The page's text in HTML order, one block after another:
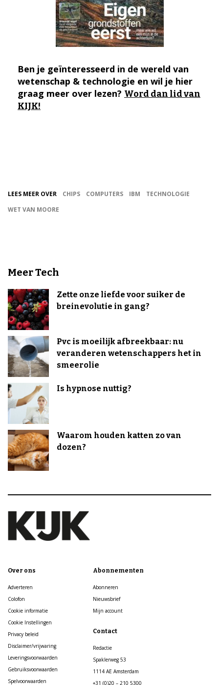
Ben je geïnteresseerd in de wereld van
wetenschap & technologie en wil je hier
graag meer over lezen? Word dan lid van
KIJK!
LEES MEER OVER CHIPS COMPUTERS IBM
TECHNOLOGIE
WET VAN MOORE
Meer Tech
Zette onze liefde voor suiker de
breinevolutie in gang?
Pvc is moeilijk afbreekbaar: nu
veranderen wetenschappers het in
smeerolie
Is hypnose nuttig?
Waarom houden katten zo van
dozen?
Over ons
Adverteren
Colofon
Cookie informatie
Cookie Instellingen
Privacy beleid
Disclaimer/vrijwaring
Leveringsvoorwaarden
Gebruiksvoorwaarden
Spelvoorwaarden
Abonnementen
Abonneren
Nieuwsbrief
Mijn account
Contact
Redactie
Spaklerweg 53
1114 AE Amsterdam
+31 (0)20 – 210 5300